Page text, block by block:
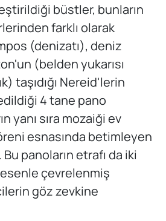
büstler, bunların
farklı olarak
(denizatı), deniz
(belden yukarısı
taşıdığı Nereid'lerin
4 tane pano
yanı sıra mozaiği ev
esnasında betimleyen
panoların etrafı da iki
çevrelenmiş
göz zevkine